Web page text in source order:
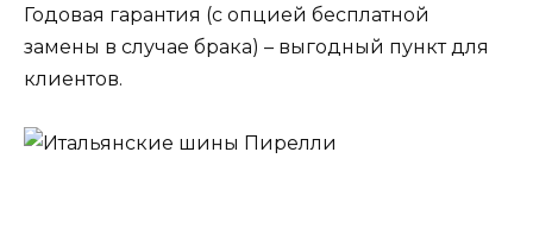
Годовая гарантия (с опцией бесплатной
замены в случае брака) – выгодный пункт для
клиентов.